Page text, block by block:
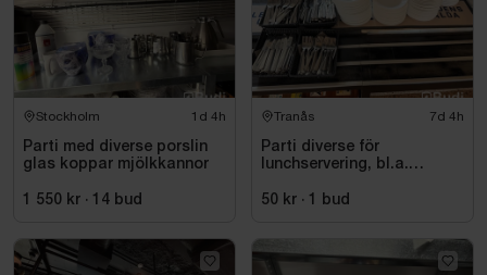
Stockholm 1d 4h
Parti med diverse porslin
glas koppar mjölkkannor
1 550 kr · 14 bud
Tranås 7d 4h
Parti diverse för
lunchservering, bl.a.
50 kr · 1 bud